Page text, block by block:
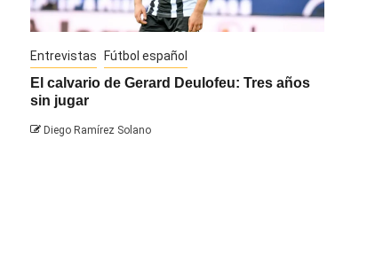
Entrevistas Fútbol español
El calvario de Gerard Deulofeu: Tres años
sin jugar
Diego Ramírez Solano